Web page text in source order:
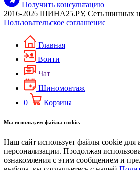
Получить консультацию
2016-2026 ШИНА25.РУ, Сеть шинных
Пользовательское соглашение
Главная
Войти
Чат
Шиномонтаж
0
Корзина
Мы используем файлы cookie.
Наш сайт использует файлы cookie для
персонализации. Продолжая
ознакомления с этим сообщением и